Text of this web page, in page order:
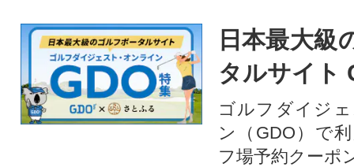
日本最大級
タルサイト
ゴルフダイジ
ン（GDO）で
フ場予約クーポ